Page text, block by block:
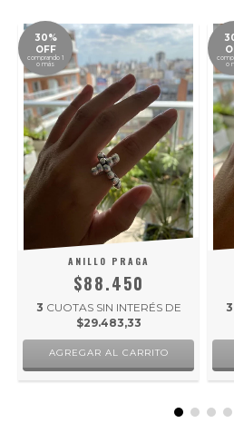
30%
OFF
comprando 1
o más
ANILLO PRAGA
$88.450
3 CUOTAS SIN INTERÉS DE
$29.483,33
AGREGAR AL CARRITO
o
3